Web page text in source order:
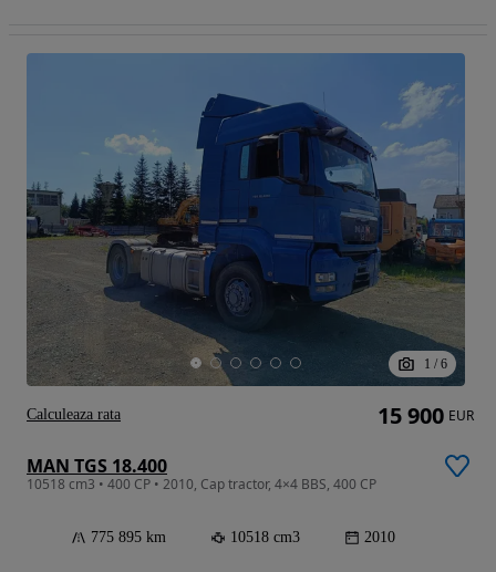
1 / 6
MAN TGS 18.400
10518 cm3 • 400 CP • 2010, Cap tractor, 4×4 BBS, 400 CP
775 895 km 10518 cm3 2010
15 900 EUR
Calculeaza rata